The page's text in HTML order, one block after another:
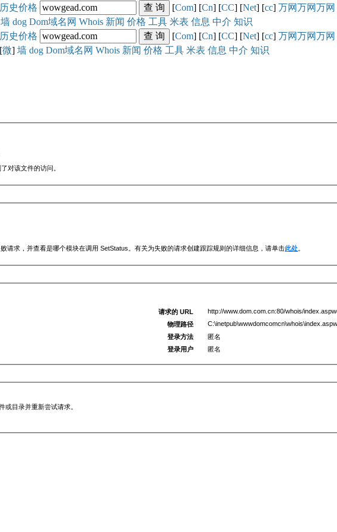
历史价格 [Com] [Cn] [CC] [Net] [cc] 万网万网万网
墙 dog Dom域名网 Whois 新闻 价格 工具 米表 信息 中介 知识